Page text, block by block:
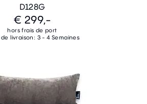
D128G
€ 299,-
hors frais de port
livraison: 3 - 4 Semaines